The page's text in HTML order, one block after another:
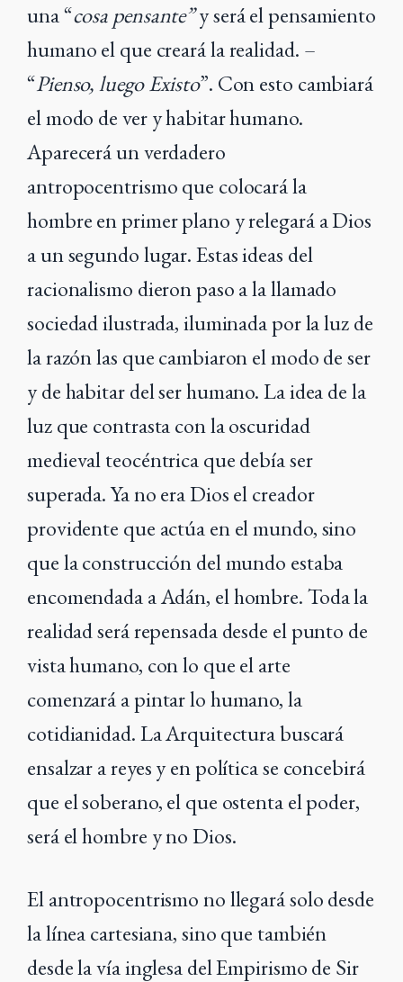
una “cosa pensante”y será el pensamiento
humano el que creará la realidad. –
“Pienso, luego Existo”. Con esto cambiará
el modo de ver y habitar humano.
Aparecerá un verdadero
antropocentrismo que colocará la
hombre en primer plano y relegará a Dios
a un segundo lugar. Estas ideas del
racionalismo dieron paso a la llamado
sociedad ilustrada, iluminada por la luz de
la razón las que cambiaron el modo de ser
y de habitar del ser humano. La idea de la
luz que contrasta con la oscuridad
medieval teocéntrica que debía ser
superada. Ya no era Dios el creador
providente que actúa en el mundo, sino
que la construcción del mundo estaba
encomendada a Adán, el hombre. Toda la
realidad será repensada desde el punto de
vista humano, con lo que el arte
comenzará a pintar lo humano, la
cotidianidad. La Arquitectura buscará
ensalzar a reyes y en política se concebirá
que el soberano, el que ostenta el poder,
será el hombre y no Dios.
El antropocentrismo no llegará solo desde
la línea cartesiana, sino que también
desde la vía inglesa del Empirismo de Sir